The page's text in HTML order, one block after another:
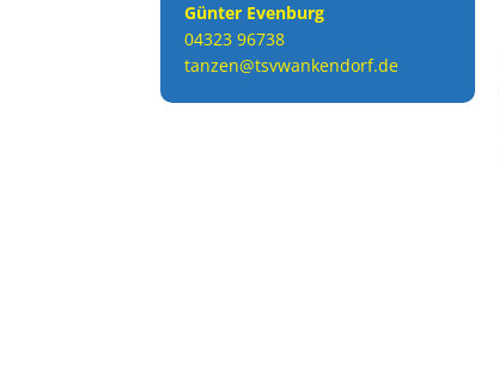
Günter Evenburg
04323 96738
tanzen@tsvwankendorf.de